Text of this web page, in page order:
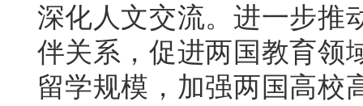
深化人文交流。进一步推
伴关系，促进两国教育领
留学规模，加强两国高校